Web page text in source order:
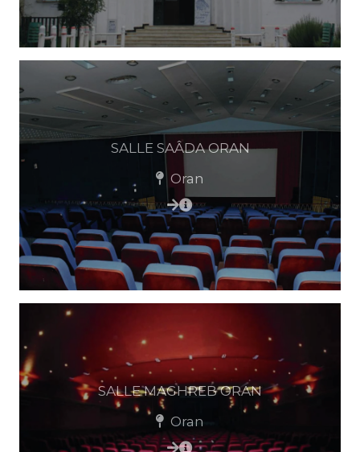
SALLE SAÂDA ORAN
Oran
SALLE MAGHREB ORAN
Oran